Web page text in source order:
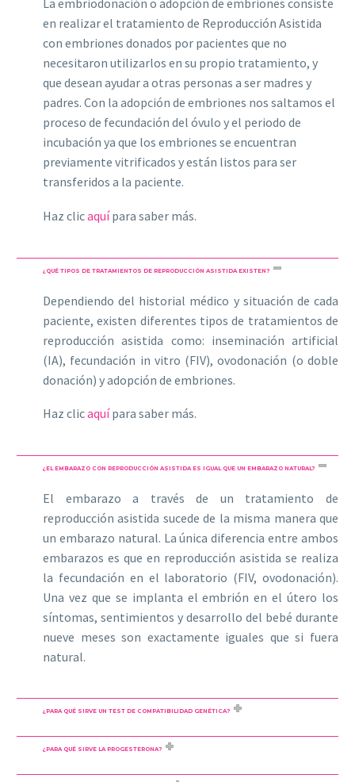
La embriodonación o adopción de embriones consiste
en realizar el tratamiento de Reproducción Asistida
con embriones donados por pacientes que no
necesitaron utilizarlos en su propio tratamiento, y
que desean ayudar a otras personas a ser madres y
padres. Con la adopción de embriones nos saltamos el
proceso de fecundación del óvulo y el periodo de
incubación ya que los embriones se encuentran
previamente vitrificados y están listos para ser
transferidos a la paciente.
Haz clicaquípara saber más.
¿QUÉ TIPOS DE TRATAMIENTOS DE REPRODUCCIÓN ASISTIDA EXISTEN?
Dependiendo del historial médico y situación de cada
paciente, existen diferentes tipos de tratamientos de
reproducción asistida como: inseminación artificial
(IA), fecundación in vitro (FIV), ovodonación (o doble
donación) y adopción de embriones.
Haz clicaquípara saber más.
¿EL EMBARAZO CON REPRODUCCIÓN ASISTIDA ES IGUAL QUE UN EMBARAZO NATURAL?
El embarazo a través de un tratamiento de
reproducción asistida sucede de la misma manera que
un embarazo natural. La única diferencia entre ambos
embarazos es que en reproducción asistida se realiza
la fecundación en el laboratorio (FIV, ovodonación).
Una vez que se implanta el embrión en el útero los
síntomas, sentimientos y desarrollo del bebé durante
nueve meses son exactamente iguales que si fuera
natural.
¿PARA QUÉ SIRVE UN TEST DE COMPATIBILIDAD GENÉTICA?
¿PARA QUÉ SIRVE LA PROGESTERONA?